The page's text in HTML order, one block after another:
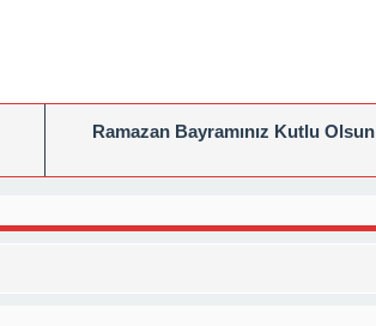
Ramazan Bayramınız Kutlu Olsun